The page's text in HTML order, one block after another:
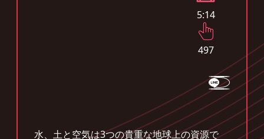
5:14
497
水、土と空気は3つの貴重な地球上の資源で